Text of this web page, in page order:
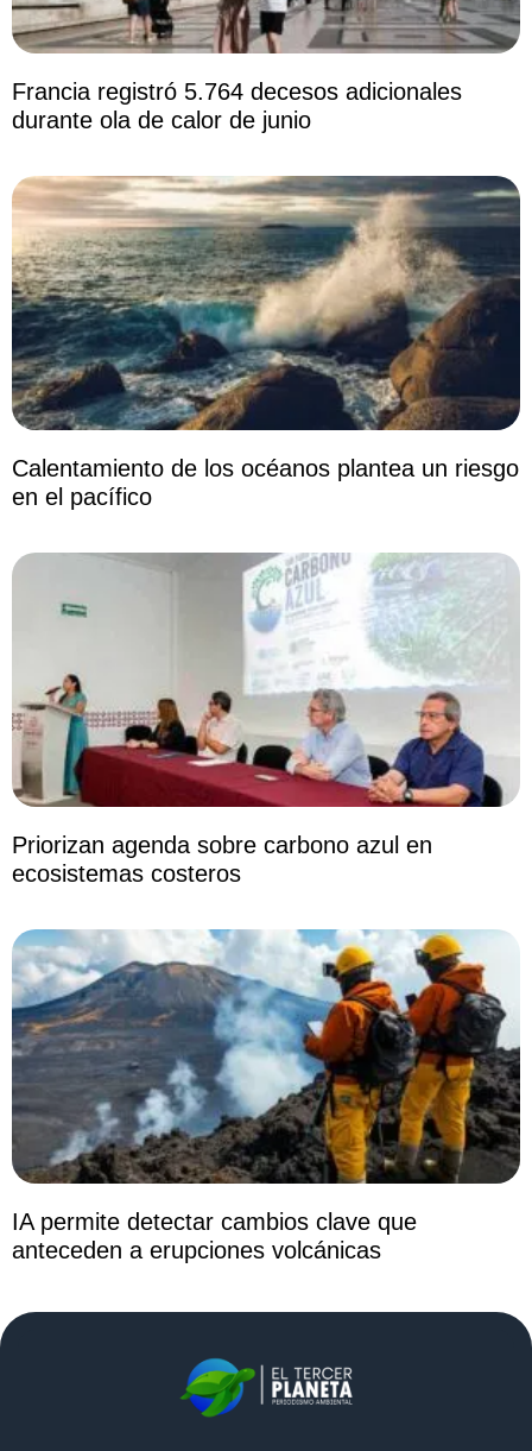
Francia registró 5.764 decesos adicionales
durante ola de calor de junio
Calentamiento de los océanos plantea un riesgo
en el pacífico
Priorizan agenda sobre carbono azul en
ecosistemas costeros
IA permite detectar cambios clave que
anteceden a erupciones volcánicas